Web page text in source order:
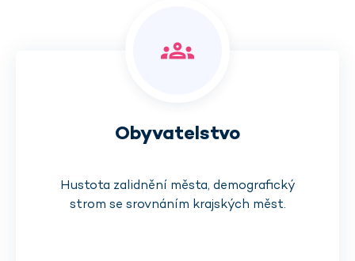
Obyvatelstvo
Hustota zalidnění města, demografický
strom se srovnáním krajských měst.
groups